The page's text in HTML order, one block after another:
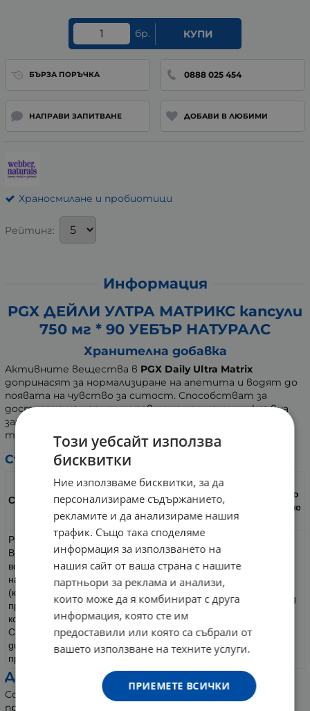
бр. КУПИ
БЪРЗА ПОРЪЧКА 0888 025 454
НАПРАВИ ЗАПИТВАНЕ ДОБАВИ В ЛЮБИМИ
Храносмилане и пробиотици
Рейтинг:
Информация
PGX ДЕЙЛИ УЛТРА МАТРИКС капсули
750 мг * 90 УЕБЪР НАТУРАЛС
Хранителна добавка
Активните вещества в PGX Daily Ultra Matrix
допринасят за нормализиране на апетита и водят до
появата на чувство за ситост. Способстват за
достигане на нормални равнища на инсулин и кръвна
захар, както и за нормалния метаболизъм на
триглицеридите и холестерола.
Състав:
Съдържание
в 1
сул
а
дневна до
за (18 капс
PGX® (PolyGlycopleX®)
Високо пречистен, патентован комплекс от
водноразтворими фибри, извлечени от корен
на картофена палма
(конджак - Amorphophallus konjac), чрез
процеса EnviroSimplex®, натриев алгинат,
ксантова гума.
Средноверижни триглицериди Elaeis
guineensis - семена, Cocos nucifera - от
пречистено кокосово масло.
mg
13 500 mg
Други съставки:
Софтгел капсула (титаниев диоксид, рожков,
пречистена вода, желатин, глицерин, анато), не ГМО-
Този уебсайт използва
бисквитки
Ние използваме бисквитки, за да
персонализираме съдържанието,
рекламите и да анализираме нашия
трафик. Също така споделяме
информация за използването на
нашия сайт от ваша страна с нашите
партньори за реклама и анализи,
които може да я комбинират с друга
информация, която сте им
предоставили или която са събрали от
вашето използване на техните услуги.
ПРИЕМЕТЕ ВСИЧКИ